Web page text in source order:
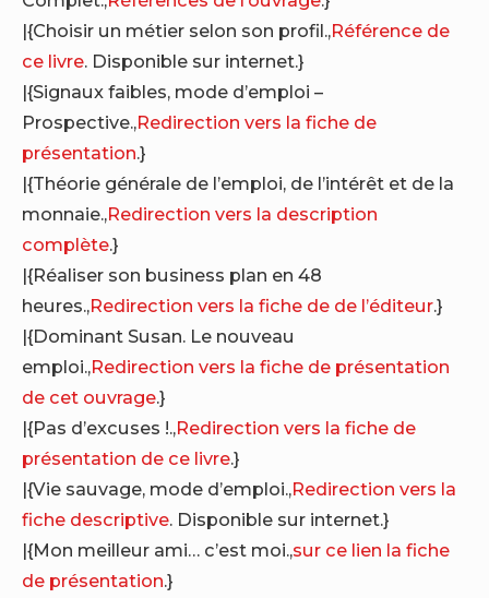
|{Choisir un métier selon son profil.,Référence de
ce livre. Disponible sur internet.}
|{Signaux faibles, mode d’emploi –
Prospective.,Redirection vers la fiche de
présentation.}
|{Théorie générale de l’emploi, de l’intérêt et de la
monnaie.,Redirection vers la description
complète.}
|{Réaliser son business plan en 48
heures.,Redirection vers la fiche de de l’éditeur.}
|{Dominant Susan. Le nouveau
emploi.,Redirection vers la fiche de présentation
de cet ouvrage.}
|{Pas d’excuses !.,Redirection vers la fiche de
présentation de ce livre.}
|{Vie sauvage, mode d’emploi.,Redirection vers la
fiche descriptive. Disponible sur internet.}
|{Mon meilleur ami… c’est moi.,sur ce lien la fiche
de présentation.}